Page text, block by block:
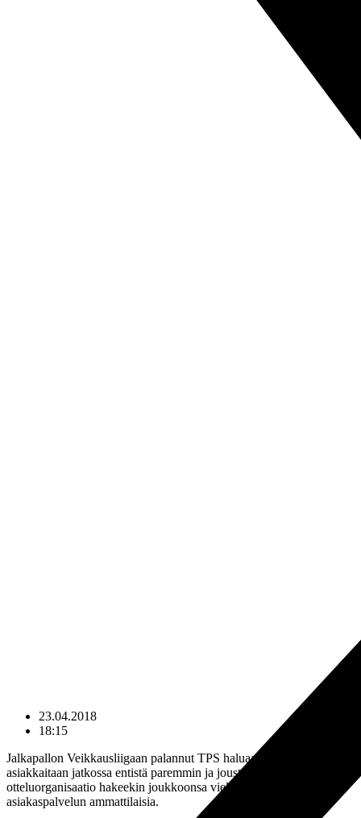
23.04.2018
18:15
Jalkapallon Veikkausliigaan palannut TPS haluaa palvella
asiakkaitaan jatkossa entistä paremmin ja joustavammin. Siksi TPS:n
otteluorganisaatio hakeekin joukkoonsa vielä uusia vapaaehtoisia
asiakaspalvelun ammattilaisia.